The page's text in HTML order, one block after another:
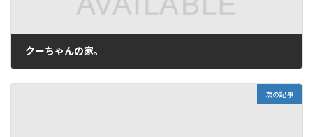
クーちゃんの家。
次の記事